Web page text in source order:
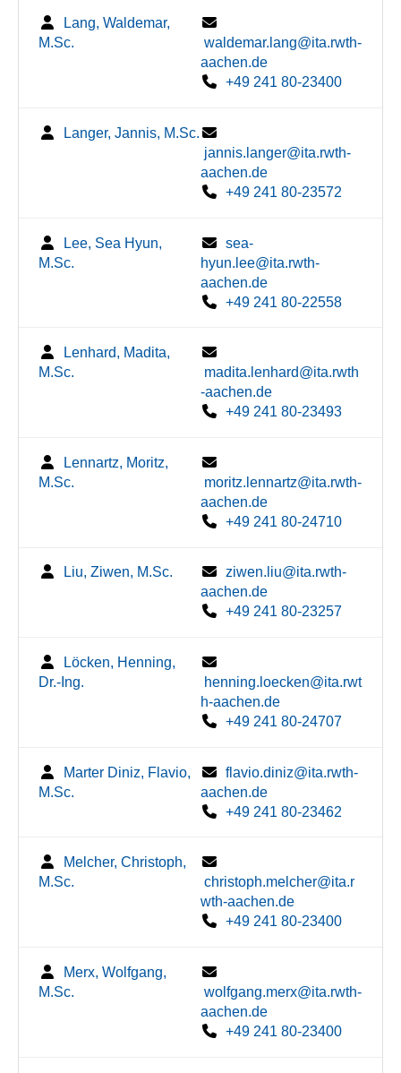
Lang, Waldemar,
M.Sc.
waldemar.lang@ita.rwth-
aachen.de
+49 241 80-23400
Langer, Jannis, M.Sc.
jannis.langer@ita.rwth-
aachen.de
+49 241 80-23572
Lee, Sea Hyun,
M.Sc.
sea-
hyun.lee@ita.rwth-
aachen.de
+49 241 80-22558
Lenhard, Madita,
M.Sc.
madita.lenhard@ita.rwth
-aachen.de
+49 241 80-23493
Lennartz, Moritz,
M.Sc.
moritz.lennartz@ita.rwth-
aachen.de
+49 241 80-24710
Liu, Ziwen, M.Sc.
ziwen.liu@ita.rwth-
aachen.de
+49 241 80-23257
Löcken, Henning,
Dr.-Ing.
henning.loecken@ita.rwt
h-aachen.de
+49 241 80-24707
Marter Diniz, Flavio,
M.Sc.
flavio.diniz@ita.rwth-
aachen.de
+49 241 80-23462
Melcher, Christoph,
M.Sc.
christoph.melcher@ita.r
wth-aachen.de
+49 241 80-23400
Merx, Wolfgang,
M.Sc.
wolfgang.merx@ita.rwth-
aachen.de
+49 241 80-23400